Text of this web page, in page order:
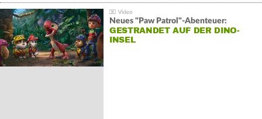
Neues "Paw Patrol"-Abenteuer:
GESTRANDET AUF DER DINO-
INSEL